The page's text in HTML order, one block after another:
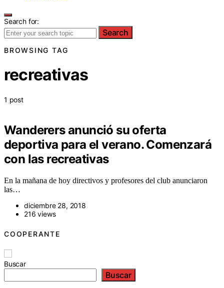
Search for:
Search
BROWSING TAG
recreativas
1 post
Wanderers anunció su oferta
deportiva para el verano. Comenzará
con las recreativas
En la mañana de hoy directivos y profesores del club anunciaron
las…
diciembre 28, 2018
216 views
COOPERANTE
Buscar
Buscar